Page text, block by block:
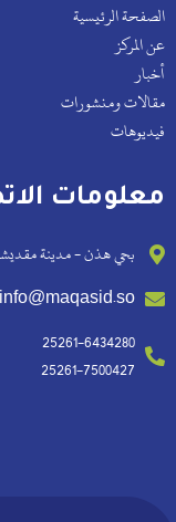
الصفحة الرئيسية
عن المركز
أخبار
مقالات ومنشورات
فيديوهات
معلومات
بحي هذن - مدينة
info@maqasid.so
25261-6434280
25261-7500427